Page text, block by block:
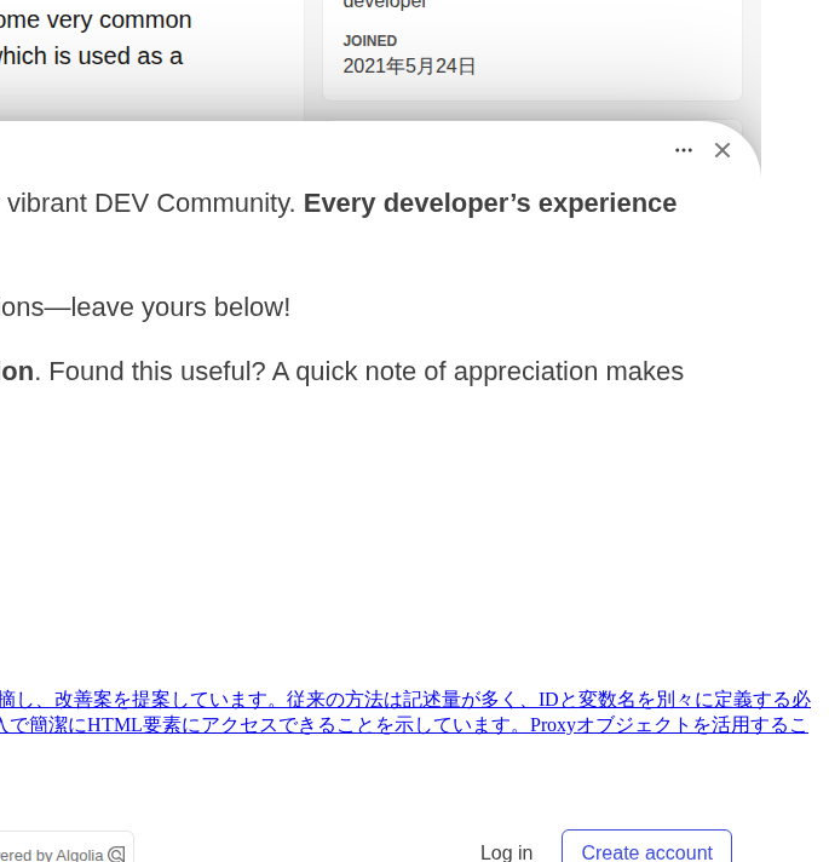
し、改善案を提案しています。従来の方法は記述量が多く、IDと変数名を別々に定義する必
簡潔にHTML要素にアクセスできることを示しています。Proxyオブジェクトを活用するこ